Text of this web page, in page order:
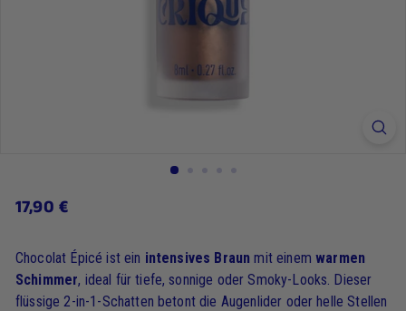
Regulärer
17,90 €17,90
Chocolat Épicé ist ein intensives Braunmit einemwarmen
Schimmer, ideal für tiefe, sonnige oder Smoky-Looks. Dieser
flüssige 2-in-1-Schatten betont die Augenlider oder helle Stellen